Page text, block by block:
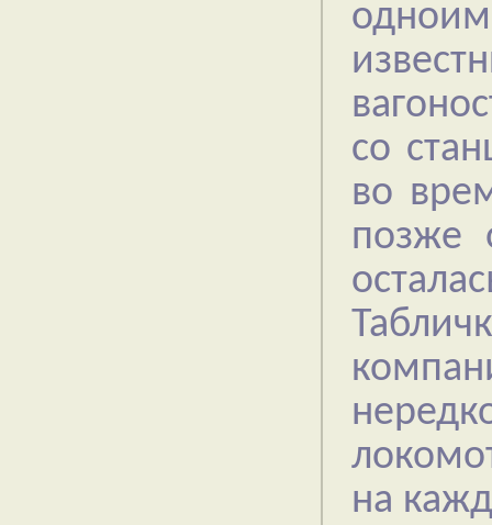
со
во
позже
на